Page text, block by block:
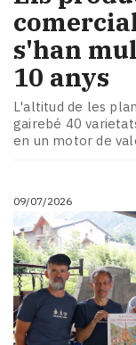
s'han
10 anys
L'altitud de les
gairebé 40
en un motor de
09/07/2026